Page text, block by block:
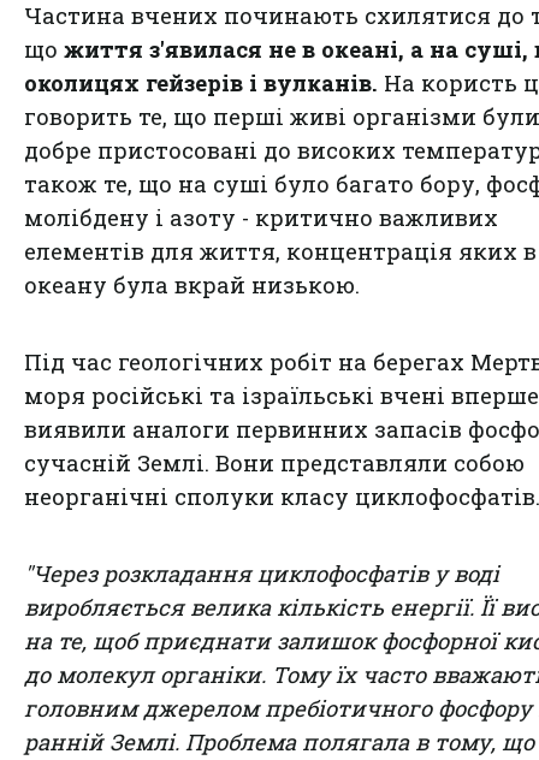
Частина вчених починають схилятися до
що життя з'явилася не в океані, а на суші,
околицях гейзерів і вулканів. На користь
говорить те, що перші живі організми
добре пристосовані до високих
також те, що на суші було багато бору,
молібдену і азоту - критично важливих
елементів для життя, концентрація яких
океану була вкрай низькою.
Під час геологічних робіт на берегах
моря російські та ізраїльські вчені вперше
виявили аналоги первинних запасів
сучасній Землі. Вони представляли собою
неорганічні сполуки класу циклофосфатів.
"Через розкладання циклофосфатів у воді
виробляється велика кількість енергії. Її
на те, щоб приєднати залишок фосфорної
до молекул органіки. Тому їх часто
головним джерелом пребіотичного фосфору
ранній Землі. Проблема полягала в тому,